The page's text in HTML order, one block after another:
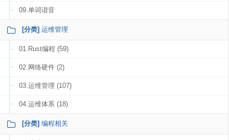
09.单词谐音
[分类] 运维管理
01.Rust编程 (59)
02.网络硬件 (2)
03.运维管理 (107)
04.运维体系 (18)
[分类] 编程相关